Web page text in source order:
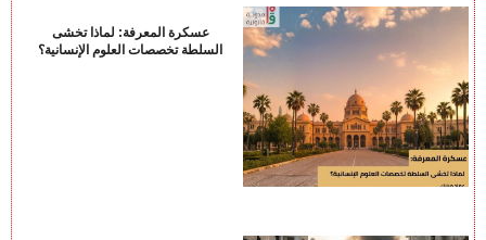
عسكرة المعرفة: لماذا تخشى
السلطة تخصصات العلوم الإنسانية؟